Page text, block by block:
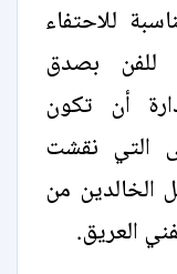
للاحتفاء
للفن بصدق
أن تكون
التي نقشت
من
العريق.